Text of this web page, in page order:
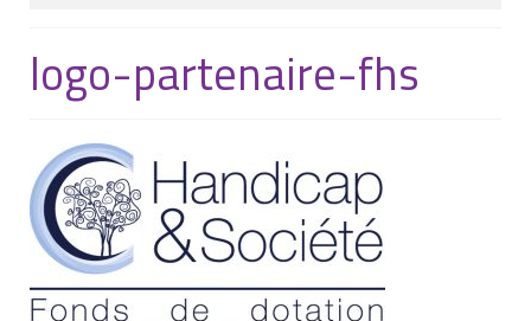
Nous connaître
Notre histoire
Nos missions et nos valeurs
Notre équipe
Nous contacter
logo-partenaire-fhs